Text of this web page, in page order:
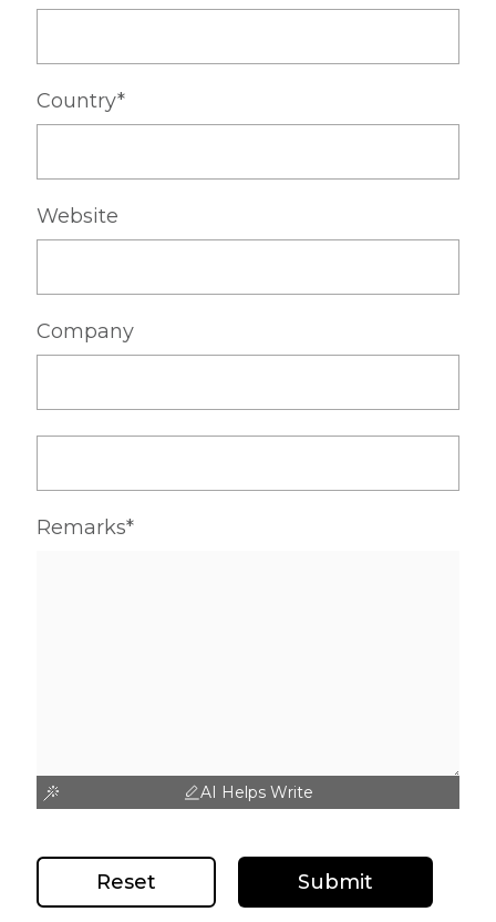
Country*
Website
Company
Remarks*
AI Helps Write
Reset Submit